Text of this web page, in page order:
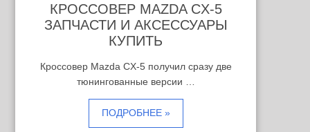
КРОССОВЕР MAZDA CX-5
ЗАПЧАСТИ И АКСЕССУАРЫ
КУПИТЬ
Кроссовер Mazda CX-5 получил сразу две
тюнингованные версии …
ПОДРОБНЕЕ »